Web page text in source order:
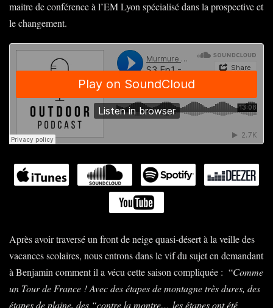
maitre de conférence à l’EM Lyon spécialisé dans la prospective et
le changement.
Après avoir traversé un front de neige quasi-désert à la veille des
vacances scolaires, nous entrons dans le vif du sujet en demandant
à Benjamin comment il a vécu cette saison compliquée : “Comme
un Tour de France ! Avec des étapes de montagne très dures, des
étapes de plaine, des “contre la montre… les étapes ont été